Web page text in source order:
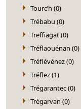
Tourc’h (0)
Trébabu (0)
Treffiagat (0)
Tréflaouénan (0)
Tréflévénez (0)
Tréflez (1)
Trégarantec (0)
Trégarvan (0)